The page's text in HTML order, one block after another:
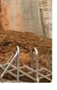
giám
sát vụ
thuật mới,
lớn."